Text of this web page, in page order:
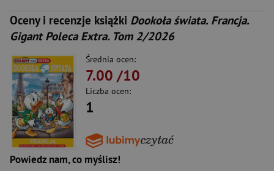
Oceny i recenzje książki Dookoła świata. Francja.
Gigant Poleca Extra. Tom 2/2026
Średnia ocen:
7.00 /10
Liczba ocen:
1
Powiedz nam, co myślisz!